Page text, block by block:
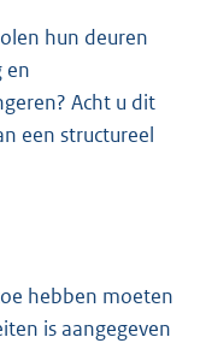
hun deuren
en
Acht u dit
een structureel
hebben moeten
is aangegeven